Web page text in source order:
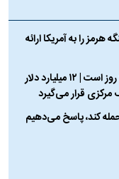
را به آمریکا ارائه
قالیباف: عبور از تنگه بدون هزینه فقط برای ۶۰ روز است | ۱۲ میلیارد دلار
مرکزی قرار می‌گیرد
کند، پاسخ می‌دهیم